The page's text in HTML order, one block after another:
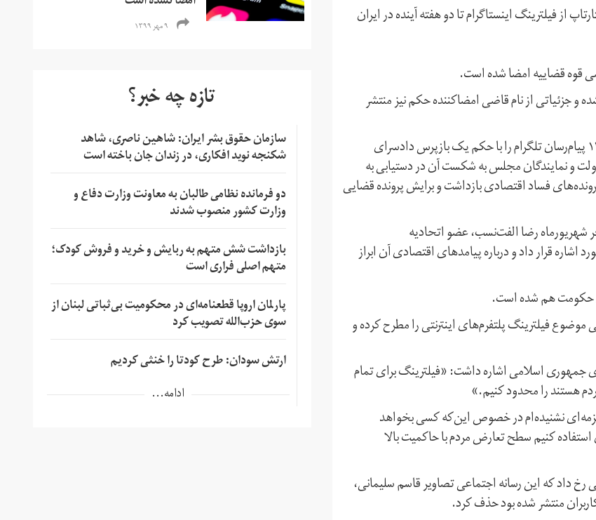
از فیلترینگ اینستاگرام تا دو هفته آینده در ایران
قوه قضاییه امضا شده است.
و جزئیاتی از نام قاضی امضاکننده حکم نیز منتشر
با این حال، پیش از این نیز حکومت ایران در اردیبهشت‌ماه سال ۱۳۹۷ پیام‌رسان تلگرام را با حکم یک بازپرس دادسرای
و نمایندگان مجلس به شکست آن در دستیابی به
فساد اقتصادی بازداشت و برایش پرونده قضایی
شهریورماه رضا الفت‌نسب، عضو اتحادیه
قرار داد و درباره پیامدهای اقتصادی آن ابراز
حکومت هم شده است.
فیلترینگ پلتفرم‌های اینترنتی را مطرح کرده و
اسلامی اشاره داشت: «فیلترینگ برای تمام
هستند را محدود کنیم.»
زمزمه‌ای نشنیده‌ام در خصوص این‌که کسی بخواهد
کنیم سطح تعارض مردم با حاکمیت بالا
داد که این رسانه اجتماعی تصاویر قاسم سلیمانی،‌
منتشر شده بود حذف کرد.
۹ مهر ۱۳۹۹
تازه چه خبر؟
سازمان حقوق بشر ایران: شاهین ناصری، شاهد
شکنجه نوید افکاری، در زندان جان باخته است
دو فرمانده نظامی طالبان به معاونت وزارت دفاع و
وزارت کشور منصوب شدند
بازداشت شش متهم به ربایش و خرید و فروش کودک؛
متهم اصلی فراری است
پارلمان اروپا قطعنامه‌ای در محکومیت بی‌ثباتی لبنان از
سوی حزب‌الله تصویب کرد
ارتش سودان: طرح کودتا را خنثی کردیم
ادامه...